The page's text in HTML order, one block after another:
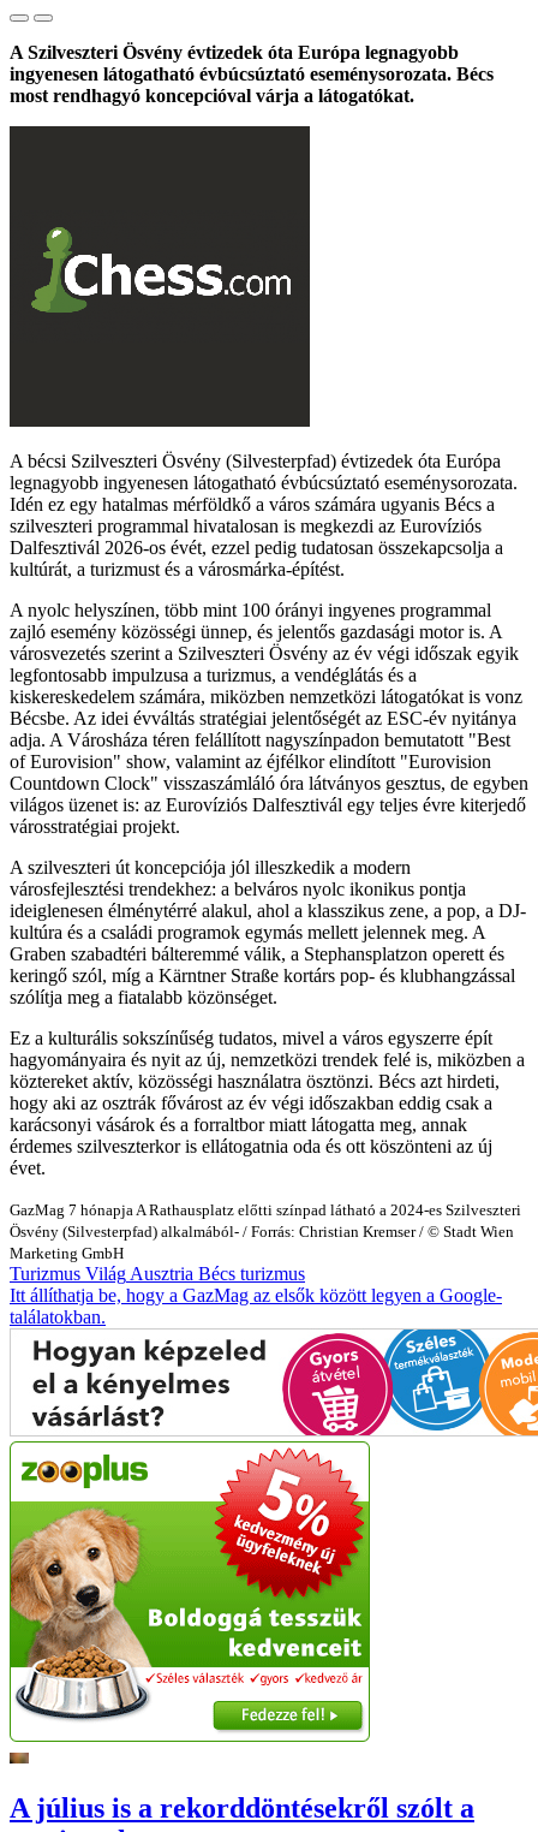
A Szilveszteri Ösvény évtizedek óta Európa legnagyobb
ingyenesen látogatható évbúcsúztató eseménysorozata. Bécs
most rendhagyó koncepcióval várja a látogatókat.
A bécsi Szilveszteri Ösvény (Silvesterpfad) évtizedek óta Európa
legnagyobb ingyenesen látogatható évbúcsúztató eseménysorozata.
Idén ez egy hatalmas mérföldkő a város számára ugyanis Bécs a
szilveszteri programmal hivatalosan is megkezdi az Eurovíziós
Dalfesztivál 2026-os évét, ezzel pedig tudatosan összekapcsolja a
kultúrát, a turizmust és a városmárka-építést.
A nyolc helyszínen, több mint 100 órányi ingyenes programmal
zajló esemény közösségi ünnep, és jelentős gazdasági motor is. A
városvezetés szerint a Szilveszteri Ösvény az év végi időszak egyik
legfontosabb impulzusa a turizmus, a vendéglátás és a
kiskereskedelem számára, miközben nemzetközi látogatókat is vonz
Bécsbe. Az idei évváltás stratégiai jelentőségét az ESC-év nyitánya
adja. A Városháza téren felállított nagyszínpadon bemutatott "Best
of Eurovision" show, valamint az éjfélkor elindított "Eurovision
Countdown Clock" visszaszámláló óra látványos gesztus, de egyben
világos üzenet is: az Eurovíziós Dalfesztivál egy teljes évre kiterjedő
városstratégiai projekt.
A szilveszteri út koncepciója jól illeszkedik a modern
városfejlesztési trendekhez: a belváros nyolc ikonikus pontja
ideiglenesen élménytérré alakul, ahol a klasszikus zene, a pop, a DJ-
kultúra és a családi programok egymás mellett jelennek meg. A
Graben szabadtéri bálteremmé válik, a Stephansplatzon operett és
keringő szól, míg a Kärntner Straße kortárs pop- és klubhangzással
szólítja meg a fiatalabb közönséget.
Ez a kulturális sokszínűség tudatos, mivel a város egyszerre épít
hagyományaira és nyit az új, nemzetközi trendek felé is, miközben a
köztereket aktív, közösségi használatra ösztönzi. Bécs azt hirdeti,
hogy aki az osztrák fővárost az év végi időszakban eddig csak a
karácsonyi vásárok és a forraltbor miatt látogatta meg, annak
érdemes szilveszterkor is ellátogatnia oda és ott köszönteni az új
évet.
GazMag 7 hónapja A Rathausplatz előtti színpad látható a 2024-es Szilveszteri
Ösvény (Silvesterpfad) alkalmából- / Forrás: Christian Kremser / © Stadt Wien
Marketing GmbH
Turizmus Világ Ausztria Bécs turizmus
Itt állíthatja be, hogy a GazMag az elsők között legyen a Google-
találatokban.
A július is a rekorddöntésekről szólt a